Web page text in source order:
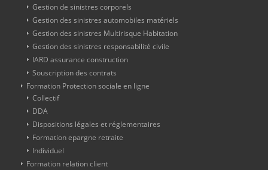
Gestion de sinistres corporels
Gestion des sinistres automobiles matériels
Gestion des sinistres Multirisque Habitation
Gestion des sinistres responsabilité civile
IARD assurance construction
Souscription des contrats
Formation Protection sociale en ligne
Collectif
DDA
Dispositions légales et réglementaires
Formation epargne retraite
Individuel
Formation relation client